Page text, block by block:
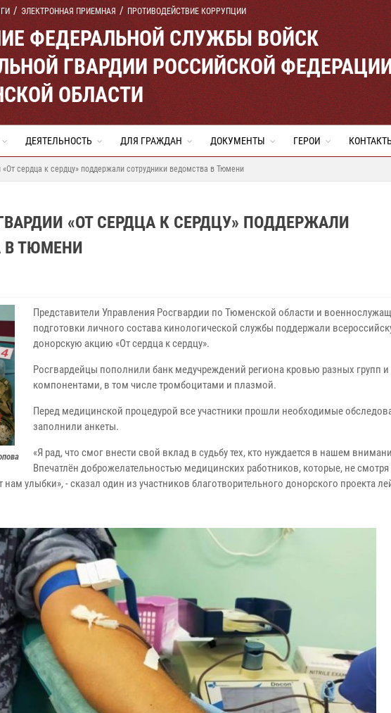
ЭЛЕКТРОННАЯ ПРИЕМНАЯ ПРОТИВОДЕЙСТВИЕ КОРРУПЦИИ
ФЕДЕРАЛЬНОЙ СЛУЖБЫ ВОЙСК
ГВАРДИИ РОССИЙСКОЙ
ОБЛАСТИ
ДЕЯТЕЛЬНОСТЬ ДЛЯ ГРАЖДАН ДОКУМЕНТЫ ГЕРОИ
сердца к сердцу» поддержали сотрудники ведомства в Тюмени
«ОТ СЕРДЦА К СЕРДЦУ» ПОДДЕРЖАЛИ
В ТЮМЕНИ
Представители Управления Росгвардии по Тюменской области и
подготовки личного состава кинологической службы поддержали
донорскую акцию «От сердца к сердцу».
Росгвардейцы пополнили банк медучреждений региона кровью разных групп и
компонентами, в том числе тромбоцитами и плазмой.
Перед медицинской процедурой все участники прошли необходимые
заполнили анкеты.
«Я рад, что смог внести свой вклад в судьбу тех, кто нуждается в нашем
Впечатлён доброжелательностью медицинских работников, которые, не смотря
улыбки», - сказал один из участников благотворительного донорского проекта